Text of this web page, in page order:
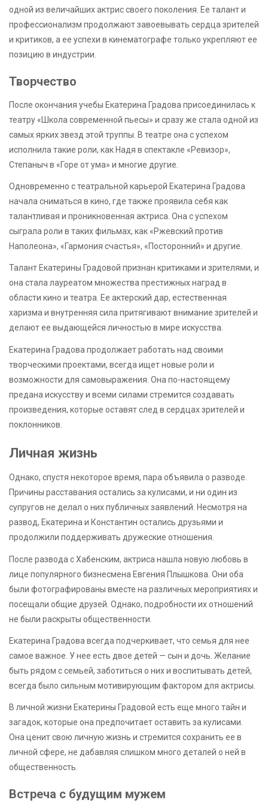
одной из величайших актрис своего поколения. Ее талант и
профессионализм продолжают завоевывать сердца зрителей
и критиков, а ее успехи в кинематографе только укрепляют ее
позицию в индустрии.
Творчество
После окончания учебы Екатерина Градова присоединилась к
театру «Школа современной пьесы» и сразу же стала одной из
самых ярких звезд этой труппы. В театре она с успехом
исполнила такие роли, как Надя в спектакле «Ревизор»,
Степаныч в «Горе от ума» и многие другие.
Одновременно с театральной карьерой Екатерина Градова
начала сниматься в кино, где также проявила себя как
талантливая и проникновенная актриса. Она с успехом
сыграла роли в таких фильмах, как «Ржевский против
Наполеона», «Гармония счастья», «Посторонний» и другие.
Талант Екатерины Градовой признан критиками и зрителями, и
она стала лауреатом множества престижных наград в
области кино и театра. Ее актерский дар, естественная
харизма и внутренняя сила притягивают внимание зрителей и
делают ее выдающейся личностью в мире искусства.
Екатерина Градова продолжает работать над своими
творческими проектами, всегда ищет новые роли и
возможности для самовыражения. Она по-настоящему
предана искусству и всеми силами стремится создавать
произведения, которые оставят след в сердцах зрителей и
поклонников.
Личная жизнь
Однако, спустя некоторое время, пара объявила о разводе.
Причины расставания остались за кулисами, и ни один из
супругов не делал о них публичных заявлений. Несмотря на
развод, Екатерина и Константин остались друзьями и
продолжили поддерживать дружеские отношения.
После развода с Хабенским, актриса нашла новую любовь в
лице популярного бизнесмена Евгения Плышкова. Они оба
были фотографированы вместе на различных мероприятиях и
посещали общие друзей. Однако, подробности их отношений
не были раскрыты общественности.
Екатерина Градова всегда подчеркивает, что семья для нее
самое важное. У нее есть двое детей — сын и дочь. Желание
быть рядом с семьей, заботиться о них и воспитывать детей,
всегда было сильным мотивирующим фактором для актрисы.
В личной жизни Екатерины Градовой есть еще много тайн и
загадок, которые она предпочитает оставить за кулисами.
Она ценит свою личную жизнь и стремится сохранить ее в
личной сфере, не дабавляя слишком много деталей о ней в
общественность.
Встреча с будущим мужем